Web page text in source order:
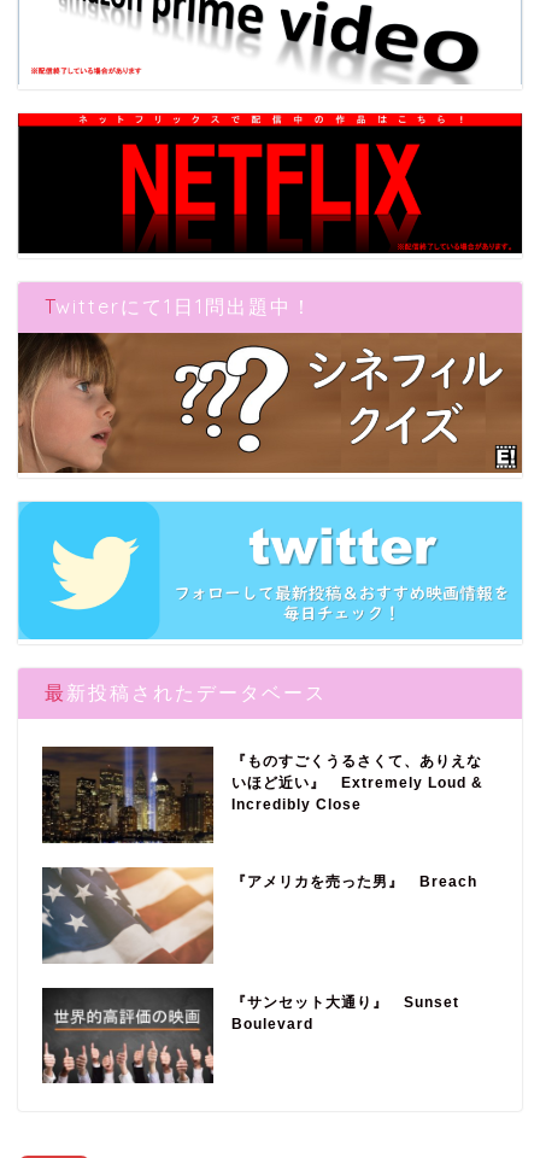
Twitterにて1日1問出題中！
最新投稿されたデータベース
『ものすごくうるさくて、ありえな
いほど近い』 Extremely Loud &
Incredibly Close
『アメリカを売った男』 Breach
『サンセット大通り』 Sunset
Boulevard